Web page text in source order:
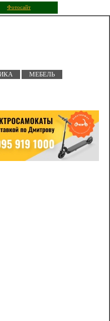
Фотосайт
МЕБЕЛЬ